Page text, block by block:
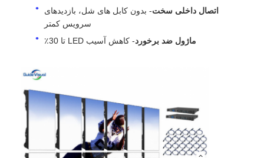
کنترل کیفیت
اتصال داخلی سخت- بدون کابل های شل، بازدیدهای
سرویس کمتر
ماژول ضد برخورد- کاهش آسیب LED تا 30٪